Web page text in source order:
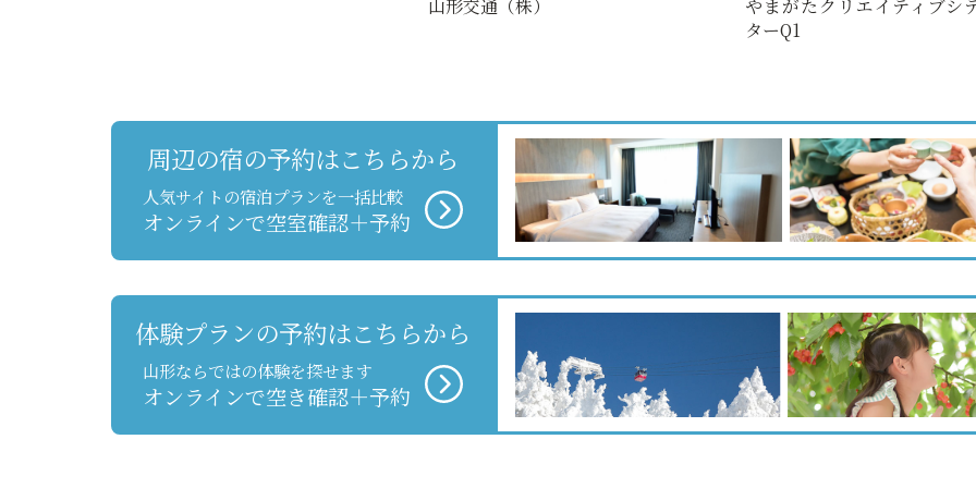
山形交通（株）
やまがたクリエイティブシ
ターQ1
周辺の宿の予約はこちらから
人気サイトの宿泊プランを一括比較
オンラインで空室確認＋予約
体験プランの予約はこちらから
山形ならではの体験を探せます
オンラインで空き確認＋予約